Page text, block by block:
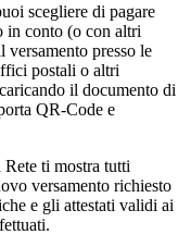
scegliere di pagare
in conto (o con altri
versamento presso le
postali o altri
il documento di
QR-Code e
ti mostra tutti
versamento richiesto
e gli attestati validi ai